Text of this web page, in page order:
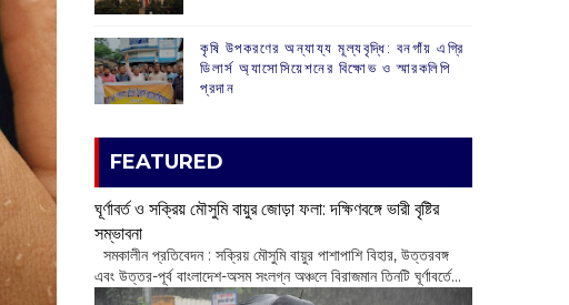
কৃষি উপকরণের অন্যায্য মূল্যবৃদ্ধি: বনগাঁয় এগ্রি
ডিলার্স অ্যাসোসিয়েশনের বিক্ষোভ ও স্মারকলিপি
প্রদান
FEATURED
ঘূর্ণাবর্ত ও সক্রিয় মৌসুমি বায়ুর জোড়া ফলা: দক্ষিণবঙ্গে ভারী বৃষ্টির
সম্ভাবনা
সমকালীন প্রতিবেদন : সক্রিয় মৌসুমি বায়ুর পাশাপাশি বিহার, উত্তরবঙ্গ
এবং উত্তর-পূর্ব বাংলাদেশ-অসম সংলগ্ন অঞ্চলে বিরাজমান তিনটি ঘূর্ণাবর্তে...